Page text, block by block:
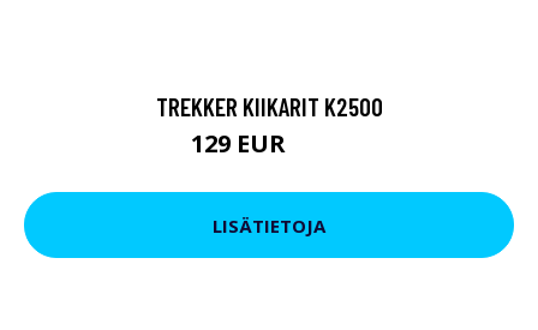
TREKKER KIIKARIT K2500
129 EUR
LISÄTIETOJA